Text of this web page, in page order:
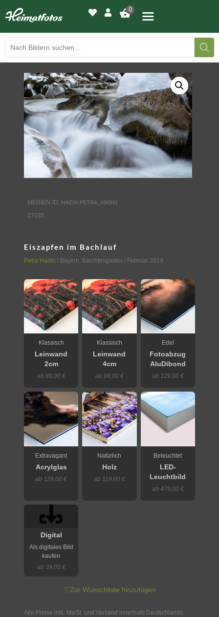
0
BILDERGALERIE
DRUCKQUALITÄTEN
LED-LEUCHTBILDER
WIR DRUCKEN IHR BILD
AUSSTELLUNGEN
MEDIEN-ID: HAIDN-PETRA_694941
27035
Eiszapfen im Bachlauf
Petra Haidn / Bayern, Berchtesgaden / Februar 2019
Klassisch
Leinwand
2cm
ab 89,00 €
Klassisch
Leinwand
4cm
ab 99,00 €
Edel
Fotoabzug
AluDibond
ab 129,00 €
Extravagant
Acrylglas
ab 129,00 €
Natürlich
Holz
ab 119,00 €
Beleuchtet
LED-
Leuchtbild
ab 479,00 €
Digital
Als digitales Bild
kaufen
ab 39,00 €
♡Zur Wunschliste hinzufügen
Alle Preise inkl. MwSt. und Versand innerhalb Deutschlands.